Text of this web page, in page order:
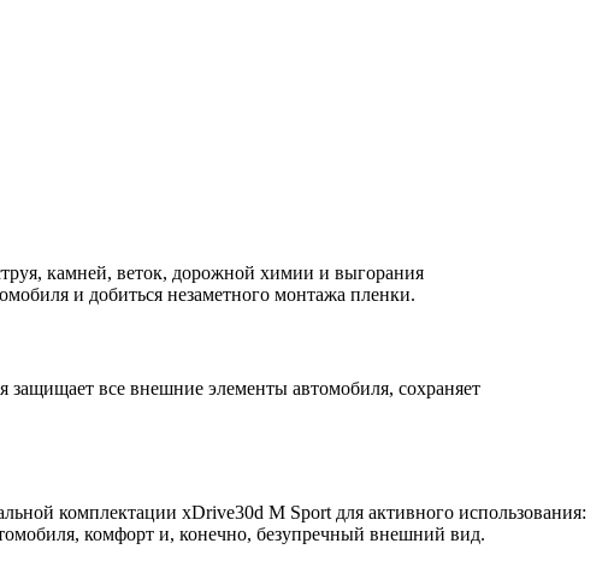
камней, веток, дорожной химии и выгорания
и добиться незаметного монтажа пленки.
все внешние элементы автомобиля, сохраняет
комплектации xDrive30d M Sport для активного использования:
комфорт и, конечно, безупречный внешний вид.